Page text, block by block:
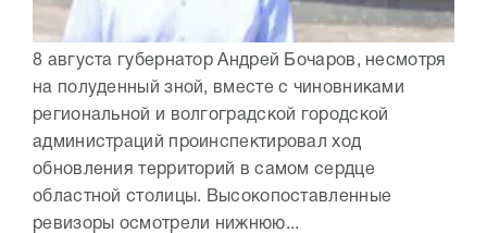
8 августа губернатор Андрей Бочаров, несмотря
на полуденный зной, вместе с чиновниками
региональной и волгоградской городской
администраций проинспектировал ход
обновления территорий в самом сердце
областной столицы. Высокопоставленные
ревизоры осмотрели нижнюю...